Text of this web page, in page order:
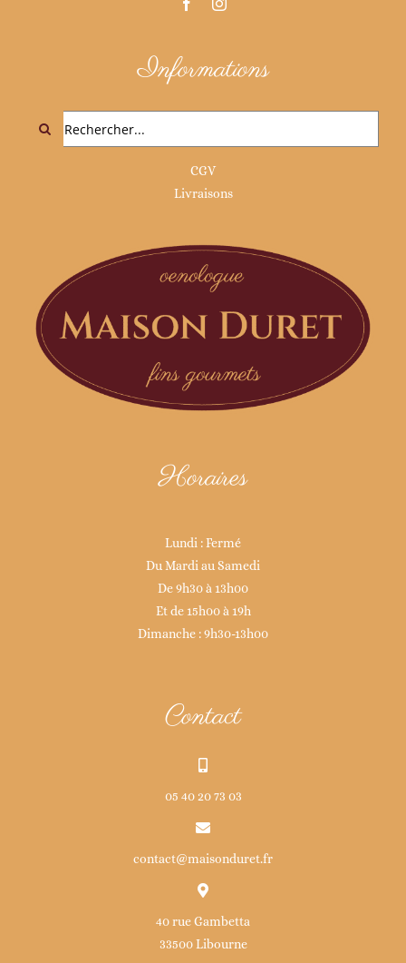
Informations
Rechercher:
CGV
Livraisons
Horaires
Lundi : Fermé
Du Mardi au Samedi
De 9h30 à 13h00
Et de 15h00 à 19h
Dimanche : 9h30-13h00
Contact
05 40 20 73 03
contact@maisonduret.fr
40 rue Gambetta
33500 Libourne